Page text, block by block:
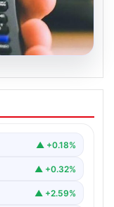
Verildi:
Sistemler
radyo ve▲ +0.18%
▲ +0.32%
▲ +2.59%